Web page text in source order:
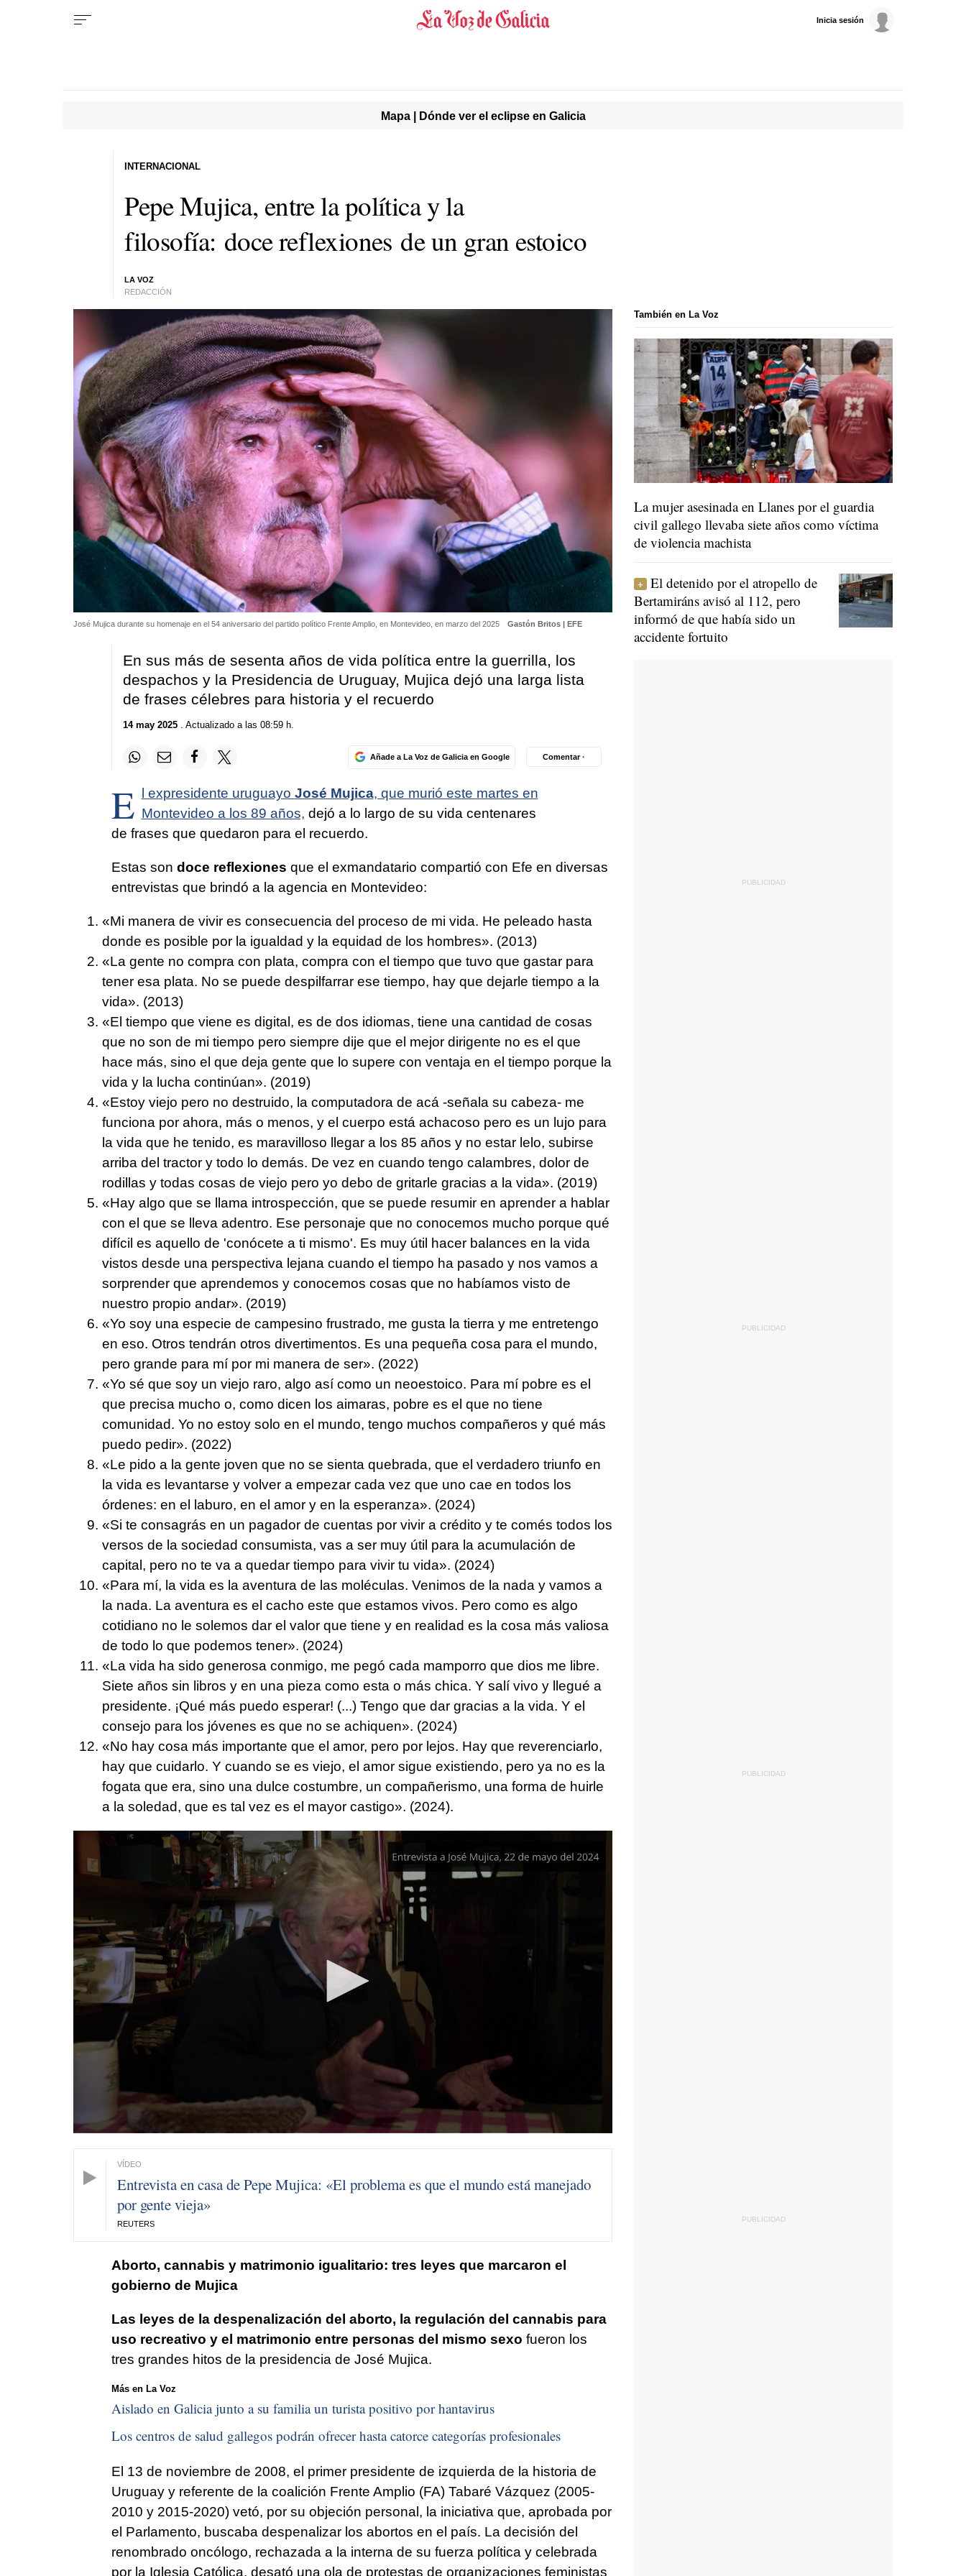
Inicia sesión
Mapa | Dónde ver el eclipse en Galicia
Pepe Mujica, entre la política y la
filosofía: doce reflexiones de un gran estoico
LA VOZ
REDACCIÓN
INTERNACIONAL
José Mujica durante su homenaje en el 54 aniversario del partido político Frente Amplio, en Montevideo, en marzo del 2025 Gastón Britos | EFE
En sus más de sesenta años de vida política entre la guerrilla, los
despachos y la Presidencia de Uruguay, Mujica dejó una larga lista
de frases célebres para historia y el recuerdo
14 may 2025. Actualizado a las 08:59 h.
Añade a La Voz de Galicia en Google Comentar ·
E l expresidente uruguayo José Mujica, que murió este martes en
Montevideo a los 89 años, dejó a lo largo de su vida centenares
de frases que quedaron para el recuerdo.
Estas son doce reflexiones que el exmandatario compartió con Efe en diversas
entrevistas que brindó a la agencia en Montevideo:
«Mi manera de vivir es consecuencia del proceso de mi vida. He peleado hasta
donde es posible por la igualdad y la equidad de los hombres». (2013)
«La gente no compra con plata, compra con el tiempo que tuvo que gastar para
tener esa plata. No se puede despilfarrar ese tiempo, hay que dejarle tiempo a la
vida». (2013)
«El tiempo que viene es digital, es de dos idiomas, tiene una cantidad de cosas
que no son de mi tiempo pero siempre dije que el mejor dirigente no es el que
hace más, sino el que deja gente que lo supere con ventaja en el tiempo porque la
vida y la lucha continúan». (2019)
«Estoy viejo pero no destruido, la computadora de acá -señala su cabeza- me
funciona por ahora, más o menos, y el cuerpo está achacoso pero es un lujo para
la vida que he tenido, es maravilloso llegar a los 85 años y no estar lelo, subirse
arriba del tractor y todo lo demás. De vez en cuando tengo calambres, dolor de
rodillas y todas cosas de viejo pero yo debo de gritarle gracias a la vida». (2019)
«Hay algo que se llama introspección, que se puede resumir en aprender a hablar
con el que se lleva adentro. Ese personaje que no conocemos mucho porque qué
difícil es aquello de 'conócete a ti mismo'. Es muy útil hacer balances en la vida
vistos desde una perspectiva lejana cuando el tiempo ha pasado y nos vamos a
sorprender que aprendemos y conocemos cosas que no habíamos visto de
nuestro propio andar». (2019)
«Yo soy una especie de campesino frustrado, me gusta la tierra y me entretengo
en eso. Otros tendrán otros divertimentos. Es una pequeña cosa para el mundo,
pero grande para mí por mi manera de ser». (2022)
«Yo sé que soy un viejo raro, algo así como un neoestoico. Para mí pobre es el
que precisa mucho o, como dicen los aimaras, pobre es el que no tiene
comunidad. Yo no estoy solo en el mundo, tengo muchos compañeros y qué más
puedo pedir». (2022)
«Le pido a la gente joven que no se sienta quebrada, que el verdadero triunfo en
la vida es levantarse y volver a empezar cada vez que uno cae en todos los
órdenes: en el laburo, en el amor y en la esperanza». (2024)
«Si te consagrás en un pagador de cuentas por vivir a crédito y te comés todos los
versos de la sociedad consumista, vas a ser muy útil para la acumulación de
capital, pero no te va a quedar tiempo para vivir tu vida». (2024)
«Para mí, la vida es la aventura de las moléculas. Venimos de la nada y vamos a
la nada. La aventura es el cacho este que estamos vivos. Pero como es algo
cotidiano no le solemos dar el valor que tiene y en realidad es la cosa más valiosa
de todo lo que podemos tener». (2024)
«La vida ha sido generosa conmigo, me pegó cada mamporro que dios me libre.
Siete años sin libros y en una pieza como esta o más chica. Y salí vivo y llegué a
presidente. ¡Qué más puedo esperar! (...) Tengo que dar gracias a la vida. Y el
consejo para los jóvenes es que no se achiquen». (2024)
«No hay cosa más importante que el amor, pero por lejos. Hay que reverenciarlo,
hay que cuidarlo. Y cuando se es viejo, el amor sigue existiendo, pero ya no es la
fogata que era, sino una dulce costumbre, un compañerismo, una forma de huirle
a la soledad, que es tal vez es el mayor castigo». (2024).
90%
Entrevista en casa de Pepe Mujica: «El problema es que el mundo está manejado
por gente vieja»
REUTERS
Aborto, cannabis y matrimonio igualitario: tres leyes que marcaron el
gobierno de Mujica
Las leyes de la despenalización del aborto, la regulación del cannabis para
uso recreativo y el matrimonio entre personas del mismo sexo fueron los
tres grandes hitos de la presidencia de José Mujica.
Más en La Voz
Aislado en Galicia junto a su familia un turista positivo por hantavirus
Los centros de salud gallegos podrán ofrecer hasta catorce categorías profesionales
El 13 de noviembre de 2008, el primer presidente de izquierda de la historia de
Uruguay y referente de la coalición Frente Amplio (FA) Tabaré Vázquez (2005-
2010 y 2015-2020) vetó, por su objeción personal, la iniciativa que, aprobada por
el Parlamento, buscaba despenalizar los abortos en el país. La decisión del
renombrado oncólogo, rechazada a la interna de su fuerza política y celebrada
por la Iglesia Católica, desató una ola de protestas de organizaciones feministas
También en La Voz
La mujer asesinada en Llanes por el guardia
civil gallego llevaba siete años como víctima
de violencia machista
El detenido por el atropello de
Bertamiráns avisó al 112, pero
informó de que había sido un
accidente fortuito